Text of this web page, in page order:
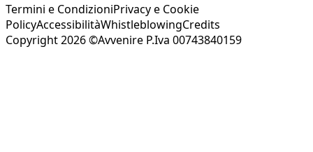
Termini e CondizioniPrivacy e Cookie
PolicyAccessibilitàWhistleblowingCredits
Copyright 2026 ©Avvenire P.Iva 00743840159